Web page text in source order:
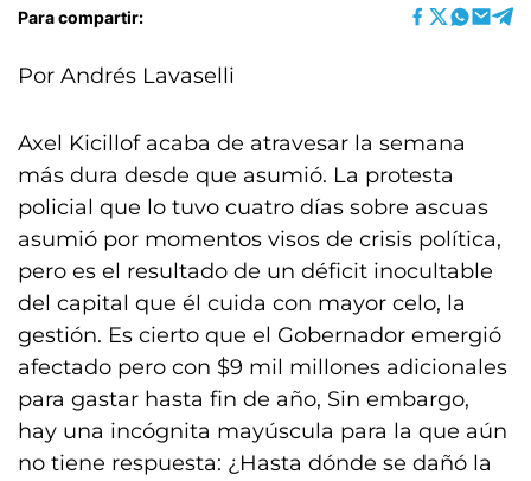
Para compartir:
Por Andrés Lavaselli
Axel Kicillof acaba de atravesar la semana
más dura desde que asumió. La protesta
policial que lo tuvo cuatro días sobre ascuas
asumió por momentos visos de crisis política,
pero es el resultado de un déficit inocultable
del capital que él cuida con mayor celo, la
gestión. Es cierto que el Gobernador emergió
afectado pero con $9 mil millones adicionales
para gastar hasta fin de año, Sin embargo,
hay una incógnita mayúscula para la que aún
no tiene respuesta: ¿Hasta dónde se dañó la